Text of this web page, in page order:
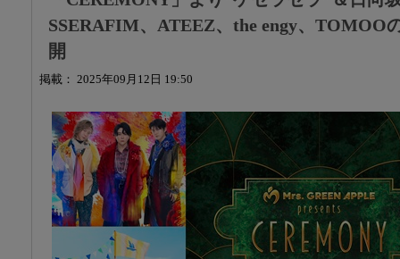
SSERAFIM、ATEEZ、the engy、TOMOO
開
掲載： 2025年09月12日 19:50